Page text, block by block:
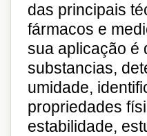
das principais
fármacos e
sua aplicação é
substancias,
umidade,
propriedades
estabilidade,